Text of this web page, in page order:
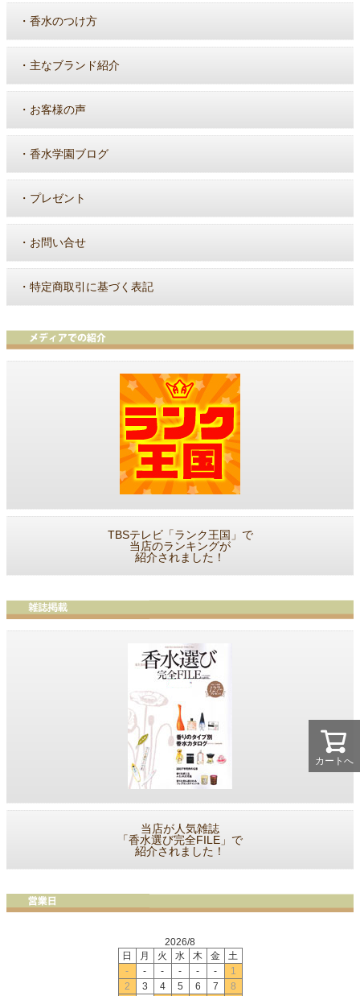
カートへ
・ 香水のつけ方
・ 主なブランド紹介
・ お客様の声
・ 香水学園ブログ
・ プレゼント
・ お問い合せ
・ 特定商取引に基づく表記
TBSテレビ「ランク王国」で
当店のランキングが
紹介されました！
当店が人気雑誌
「香水選び完全FILE」で
紹介されました！
2026/8
日
月 火 水 木 金
土
-
- - - - -
1
2
3 4 5 6 7 8